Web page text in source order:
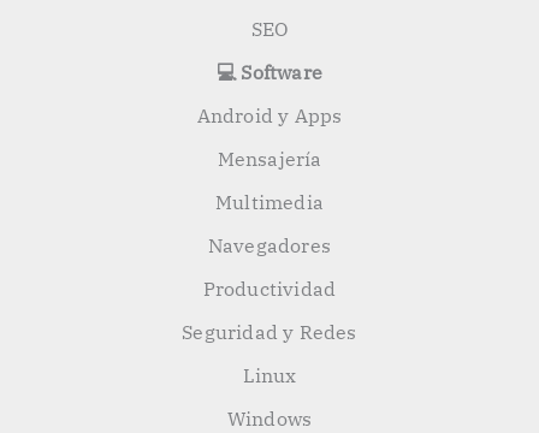
SEO
💻 Software
Android y Apps
Mensajería
Multimedia
Navegadores
Productividad
Seguridad y Redes
Linux
Windows